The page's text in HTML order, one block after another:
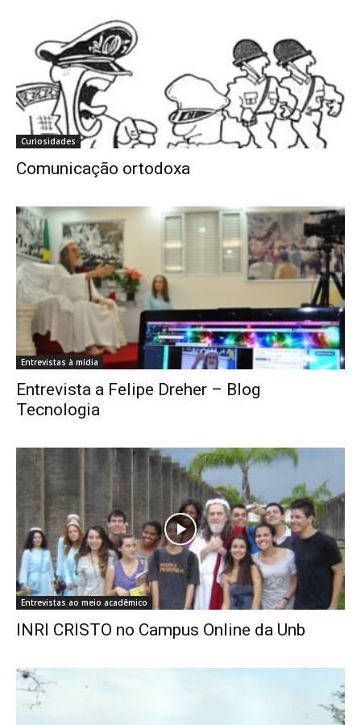
Curiosidades
Comunicação ortodoxa
Entrevistas à mídia
Entrevista a Felipe Dreher – Blog
Tecnologia
Entrevistas ao meio acadêmico
INRI CRISTO no Campus Online da Unb